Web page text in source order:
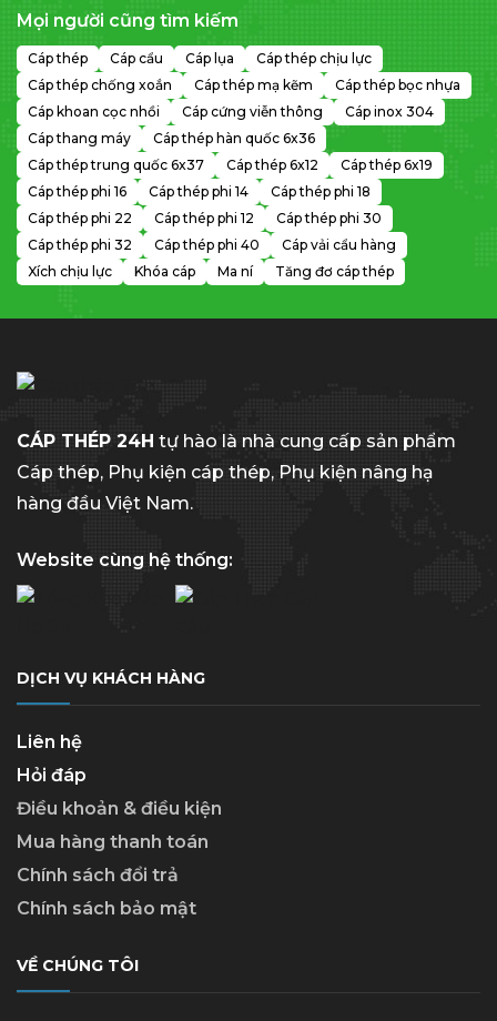
Mọi người cũng tìm kiếm
Cáp thép Cáp cẩu Cáp lụa
Cáp thép chịu lực
Cáp thép chống xoắn
Cáp thép mạ kẽm
Cáp thép bọc nhựa
Cáp khoan cọc nhồi
Cáp cứng viễn thông
Cáp inox 304
Cáp thang máy
Cáp thép hàn quốc 6x36
Cáp thép trung quốc 6x37
Cáp thép 6x12
Cáp thép 6x19
Cáp thép phi 16
Cáp thép phi 14
Cáp thép phi 18
Cáp thép phi 22
Cáp thép phi 12
Cáp thép phi 30
Cáp thép phi 32
Cáp thép phi 40
Cáp vải cẩu hàng
Xích chịu lực
Khóa cáp Ma ní Tăng đơ cáp thép
CÁP THÉP 24H tự hào là nhà cung cấp sản phẩm
Cáp thép, Phụ kiện cáp thép, Phụ kiện nâng hạ
hàng đầu Việt Nam.
Website cùng hệ thống:
DỊCH VỤ KHÁCH HÀNG
Liên hệ
Hỏi đáp
Điều khoản & điều kiện
Mua hàng thanh toán
Chính sách đổi trả
Chính sách bảo mật
VỀ CHÚNG TÔI